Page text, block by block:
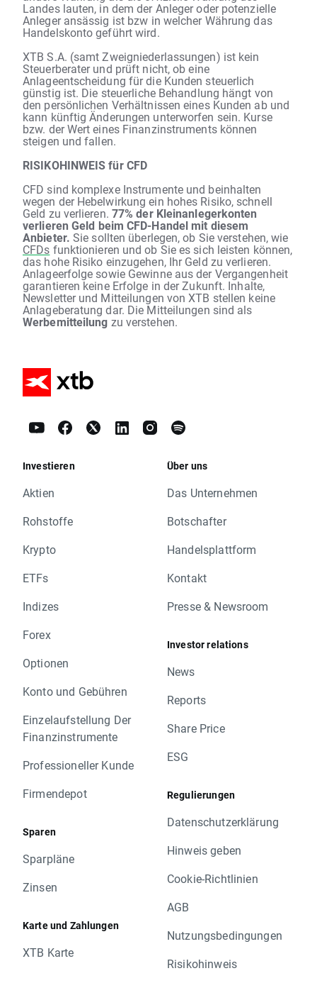
Landes lauten, in dem der Anleger oder potenzielle
Anleger ansässig ist bzw in welcher Währung das
Handelskonto geführt wird.
XTB S.A. (samt Zweigniederlassungen) ist kein
Steuerberater und prüft nicht, ob eine
Anlageentscheidung für die Kunden steuerlich
günstig ist. Die steuerliche Behandlung hängt von
den persönlichen Verhältnissen eines Kunden ab und
kann künftig Änderungen unterworfen sein. Kurse
bzw. der Wert eines Finanzinstruments können
steigen und fallen.
RISIKOHINWEIS für CFD
CFD sind komplexe Instrumente und beinhalten
wegen der Hebelwirkung ein hohes Risiko, schnell
Geld zu verlieren. 77% der Kleinanlegerkonten
verlieren Geld beim CFD-Handel mit diesem
Anbieter. Sie sollten überlegen, ob Sie verstehen, wie
CFDs funktionieren und ob Sie es sich leisten können,
das hohe Risiko einzugehen, Ihr Geld zu verlieren.
Anlageerfolge sowie Gewinne aus der Vergangenheit
garantieren keine Erfolge in der Zukunft. Inhalte,
Newsletter und Mitteilungen von XTB stellen keine
Anlageberatung dar. Die Mitteilungen sind als
Werbemitteilung zu verstehen.
Investieren
Aktien
Rohstoffe
Krypto
ETFs
Indizes
Forex
Optionen
Konto und Gebühren
Einzelaufstellung Der
Finanzinstrumente
Professioneller Kunde
Firmendepot
Sparen
Sparpläne
Zinsen
Karte und Zahlungen
XTB Karte
Über uns
Das Unternehmen
Botschafter
Handelsplattform
Kontakt
Presse & Newsroom
Investor relations
News
Reports
Share Price
ESG
Regulierungen
Datenschutzerklärung
Hinweis geben
Cookie-Richtlinien
AGB
Nutzungsbedingungen
Risikohinweis